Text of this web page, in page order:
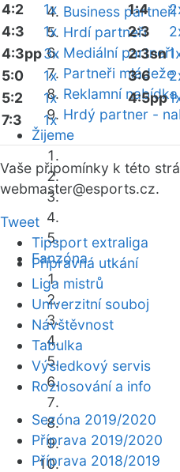
Business partneři
Hrdí partneři
Mediální partneři
Partneři mládeže
Reklamní nabídka
Hrdý partner -
Žijeme
Fanzóna
4:2
1x
4:3
1x
4:3pp3x
5:0
1x
5:2
1x
7:3
1x
1:4
2:3
2:3sn
3:6
4:5pp
Vaše připomínky k této
webmaster@esports.cz.
Tweet
Tipsport extraliga
Přípravná utkání
Liga mistrů
Univerzitní souboj
Návštěvnost
Tabulka
Výsledkový servis
Rozlosování a info
Sezóna 2019/2020
Příprava 2019/2020
Příprava 2018/2019